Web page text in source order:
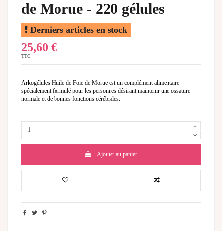
de Morue - 220 gélules
Derniers articles en stock
25,60 €
TTC
Arkogélules Huile de Foie de Morue est un complément alimentaire
spécialement formulé pour les personnes désirant maintenir une ossature
normale et de bonnes fonctions cérébrales.
Ajouter au panier